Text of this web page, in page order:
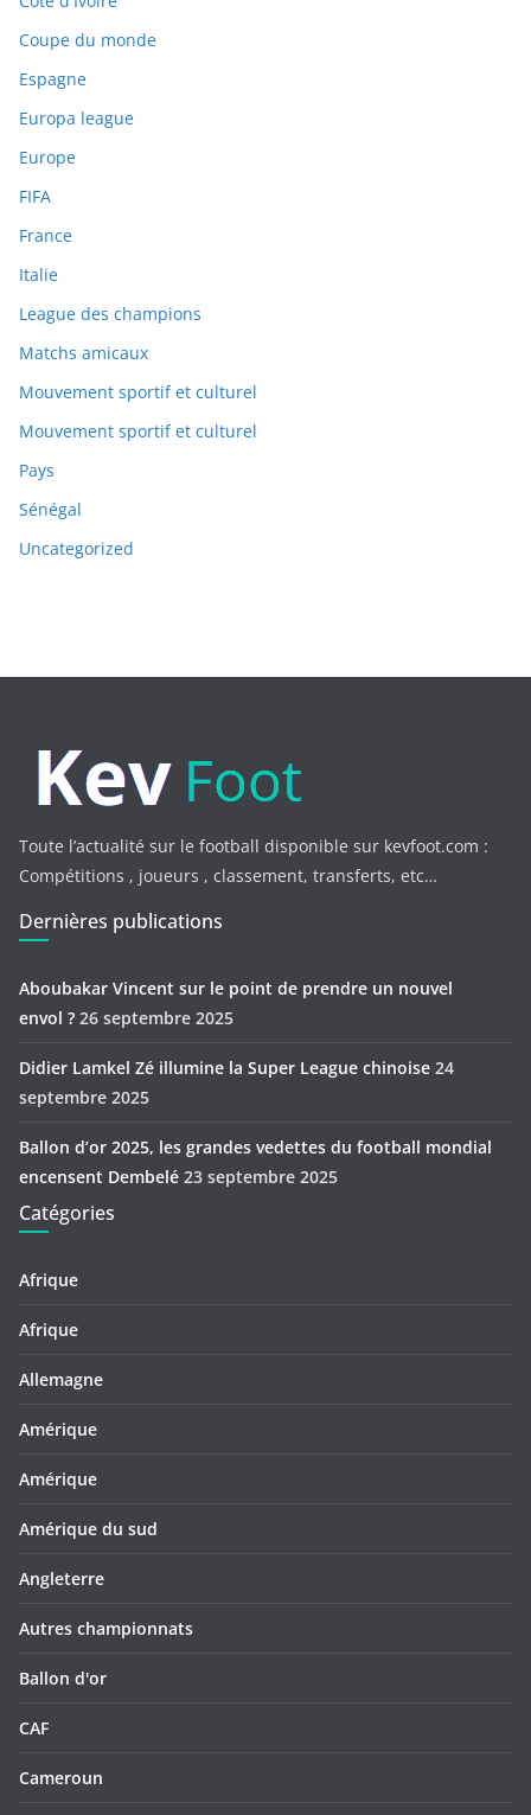
Coupe du monde
Espagne
Europa league
Europe
FIFA
France
Italie
League des champions
Matchs amicaux
Mouvement sportif et culturel
Mouvement sportif et culturel
Pays
Sénégal
Uncategorized
Toute l’actualité sur le football disponible sur kevfoot.com :
Compétitions , joueurs , classement, transferts, etc…
Dernières publications
Aboubakar Vincent sur le point de prendre un nouvel
envol ? 26 septembre 2025
Didier Lamkel Zé illumine la Super League chinoise 24
septembre 2025
Ballon d’or 2025, les grandes vedettes du football mondial
encensent Dembelé 23 septembre 2025
Catégories
Afrique
Afrique
Allemagne
Amérique
Amérique
Amérique du sud
Angleterre
Autres championnats
Ballon d'or
CAF
Cameroun